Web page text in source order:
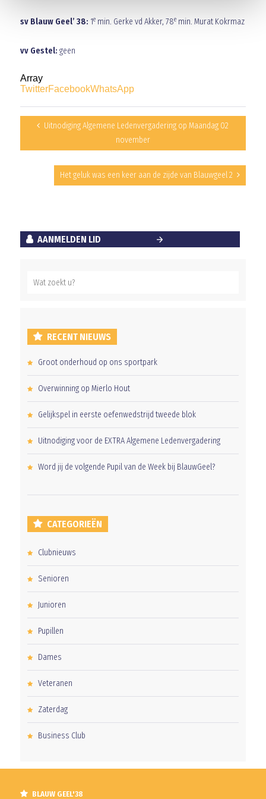
sv Blauw Geel’ 38: 1emin. Gerke vd Akker, 78emin. Murat Kokrmaz
vv Gestel: geen
Array
TwitterFacebookWhatsApp
Uitnodiging Algemene Ledenvergadering op Maandag 02
november
Het geluk was een keer aan de zijde van Blauwgeel 2
AANMELDEN LID
RECENT NIEUWS
Groot onderhoud op ons sportpark
Overwinning op Mierlo Hout
Gelijkspel in eerste oefenwedstrijd tweede blok
Uitnodiging voor de EXTRA Algemene Ledenvergadering
Word jij de volgende Pupil van de Week bij BlauwGeel?
CATEGORIEËN
Clubnieuws
Senioren
Junioren
Pupillen
Dames
Veteranen
Zaterdag
Business Club
BLAUW GEEL'38